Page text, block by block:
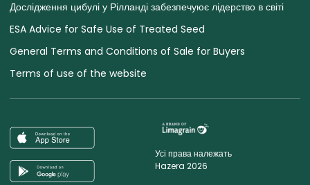
Дослідження цибулі у Рілланді забезпечуює лідерство в світі
ESA Advice for Safe Use of Treated Seed
General Terms and Conditions of Sale for Buyers
Terms of use of the website
Усі права належать
Hazera 2026